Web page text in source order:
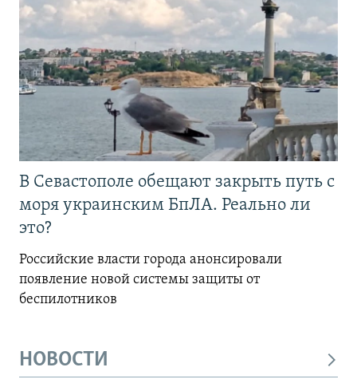
В Севастополе обещают закрыть путь с
моря украинским БпЛА. Реально ли
это?
Российские власти города анонсировали
появление новой системы защиты от
беспилотников
НОВОСТИ